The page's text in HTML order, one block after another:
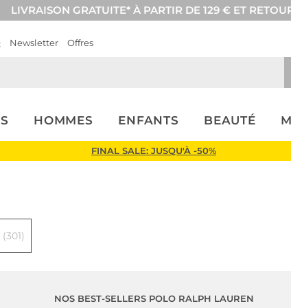
LIVRAISON GRATUITE* À PARTIR DE 129 € ET
Newsletter Offres
HOMMES ENFANTS BEAUTÉ
FINAL SALE: JUSQU'À -50%
(301)
NOS BEST-SELLERS POLO RALPH LAUREN